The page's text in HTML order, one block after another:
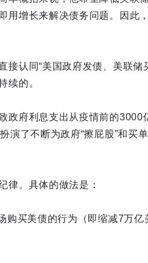
用增长来解决债务问题。因此
认同“美国政府发债、美联储
续的。
政府利息支出从疫情前的3000
演了不断为政府“擦屁股”和买
律。具体的做法是：
买美债的行为（即缩减7万亿